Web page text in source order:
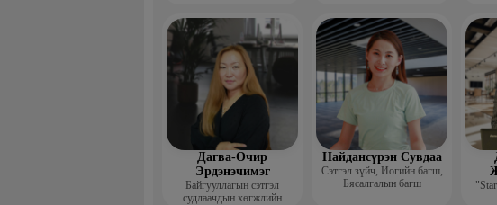
Дагва-Очир
Эрдэнэчимэг
Байгууллагын сэтгэл
судлаачдын хөгжлийн
Найдансүрэн Сувдаа
Сэтгэл зүйч, Иогийн багш,
Бясалгалын багш